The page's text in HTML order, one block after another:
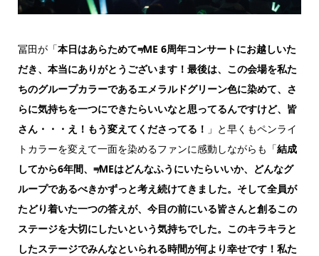
冨田が「本日はあらためて≠ME 6周年コンサートにお越しいた
だき、本当にありがとうございます！最後は、この会場を私た
ちのグループカラーであるエメラルドグリーン色に染めて、さ
らに気持ちを一つにできたらいいなと思ってるんですけど、皆
さん・・・え！もう変えてくださってる！ 」と早くもペンライ
トカラーを変えて一面を染めるファンに感動しながらも「結成
してから6年間、≠MEはどんなふうにいたらいいか、どんなグ
ループであるべきかずっと考え続けてきました。そして全員が
たどり着いた一つの答えが、今目の前にいる皆さんと創るこの
ステージを大切にしたいという気持ちでした。このキラキラと
したステージでみんなといられる時間が何より幸せです！私た